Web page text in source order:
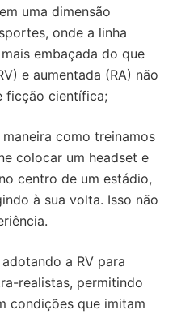
uma dimensão
onde a linha
embaçada do que
e aumentada (RA) não
ficção científica;
como treinamos
colocar um headset e
centro de um estádio,
à sua volta. Isso não
a RV para
realistas, permitindo
condições que imitam